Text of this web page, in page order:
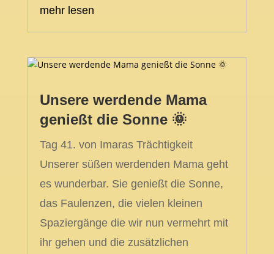
mehr lesen
Unsere werdende Mama
genießt die Sonne 🌞
Tag 41. von Imaras Trächtigkeit
Unserer süßen werdenden Mama geht
es wunderbar. Sie genießt die Sonne,
das Faulenzen, die vielen kleinen
Spaziergänge die wir nun vermehrt mit
ihr gehen und die zusätzlichen